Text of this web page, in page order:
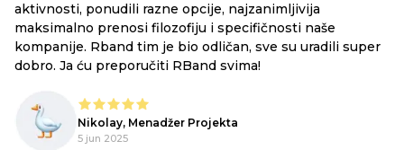
aktivnosti, ponudili razne opcije, najzanimljivija
maksimalno prenosi filozofiju i specifičnosti naše
kompanije. Rband tim je bio odličan, sve su uradili super
dobro. Ja ću preporučiti RBand svima!
Nikolay, Menadžer Projekta
5 jun 2025